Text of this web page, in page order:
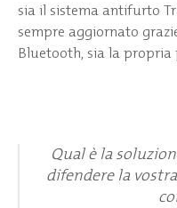
sia il sistema antifurto
sempre aggiornato
Bluetooth, sia la propria
Qual è la
difendere la